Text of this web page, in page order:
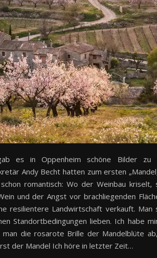
es in Oppenheim schöne Bilder zu
Andy Becht hatten zum ersten
romantisch: Wo der Weinbau kriselt,
und der Angst vor brachliegenden
resilientere Landwirtschaft verkauft. Man
Standortbedingungen lieben. Ich habe
man die rosarote Brille der Mandelblüte
der Mandel Ich höre in letzter Zeit…